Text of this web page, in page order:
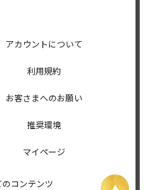
アカウントについて
利用規約
お客さまへのお願い
推奨環境
マイページ
コンテンツ